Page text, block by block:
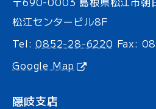
松江センタービル8F
Tel:0852-28-6220 Fax:
Google Map
隠岐支店